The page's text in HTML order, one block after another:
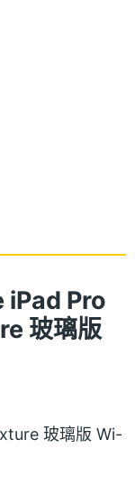
iPad Pro
玻璃版
玻璃版 Wi-
解析度 Ultra